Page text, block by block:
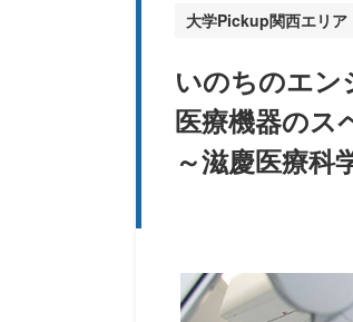
大学Pickup関西エリア
いのちのエン
医療機器のス
～滋慶医療科